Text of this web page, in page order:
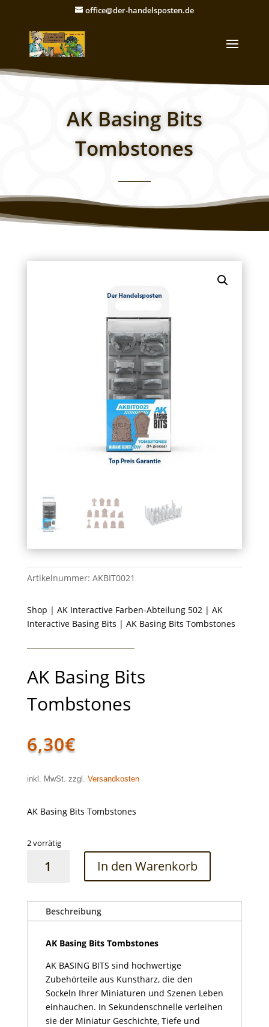
office@der-handelsposten.de
AK Basing Bits
Tombstones
Artikelnummer: AKBIT0021
Shop | AK Interactive Farben-Abteilung 502| AK
Interactive Basing Bits | AK Basing Bits Tombstones
AK Basing Bits
Tombstones
6,30€
inkl. MwSt. zzgl. Versandkosten
AK Basing Bits Tombstones
2 vorrätig
Basing
Menge
In den Warenkorb
Beschreibung
AK Basing Bits Tombstones
AK BASING BITS sind hochwertige
Zubehörteile aus Kunstharz, die den
Sockeln Ihrer Miniaturen und Szenen Leben
einhauchen. In Sekundenschnelle verleihen
sie der Miniatur Geschichte, Tiefe und